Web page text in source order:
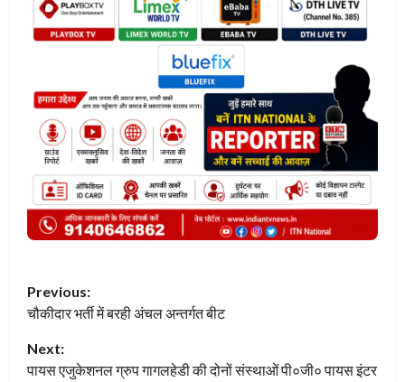
P
o
s
Previous:
चौकीदार भर्ती में बरही अंचल अन्तर्गत बीट
Next:
पायस एजुकेशनल ग्रुप गागलहेडी की दोनों संस्थाओं पी०जी० पायस इंटर